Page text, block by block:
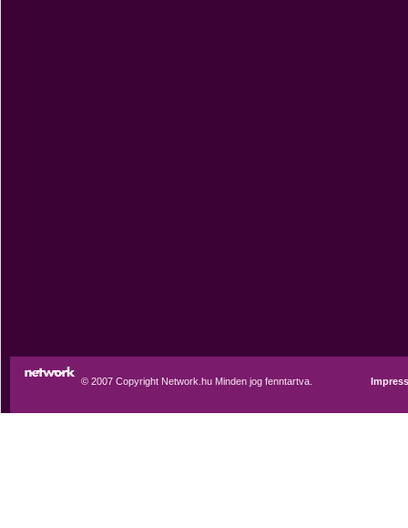
© 2007 Copyright Network.hu Minden jog fenntartva.